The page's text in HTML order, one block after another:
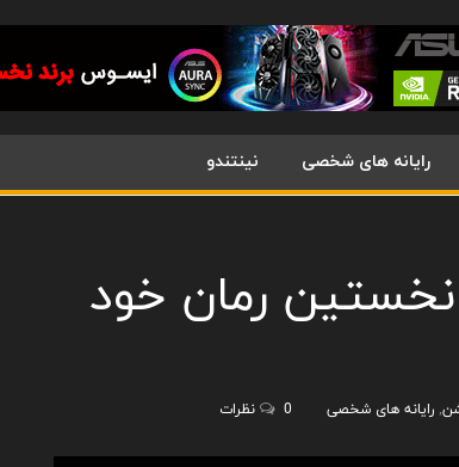
رایانه های شخصی نینتندو
خالق سری بازی های GTA نخستین رمان خود
, رایانه های شخصی 0 نظرات